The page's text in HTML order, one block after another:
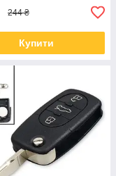
244 ₴
Купити